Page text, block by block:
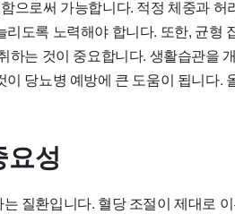
으로써 가능합니다. 적정 체중과
도록 노력해야 합니다. 또한, 균형
하는 것이 중요합니다. 생활습관을
당뇨병 예방에 큰 도움이 됩니다.
요성
질환입니다. 혈당 조절이 제대로